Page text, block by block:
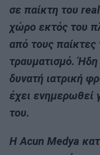
σε παίκτη του
χώρο εκτός του
από τους
τραυματισμό.
δυνατή ιατρική
έχει ενημερωθεί
του.
Η Acun Medya